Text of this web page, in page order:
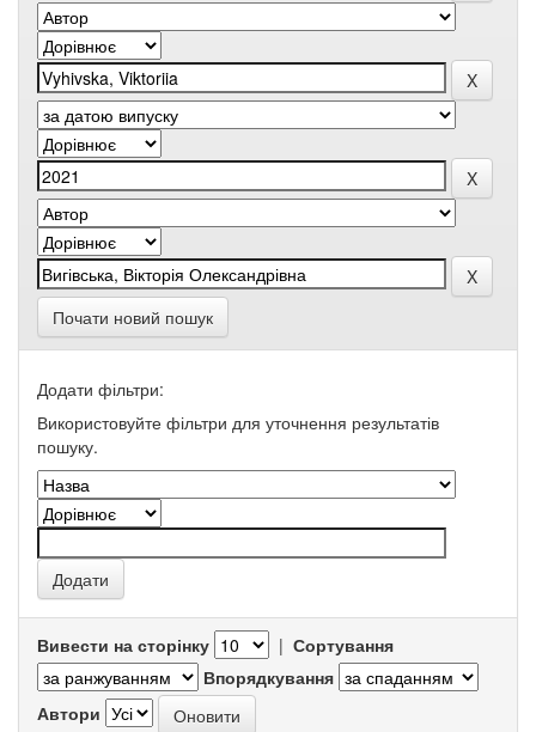
Почати новий пошук
Додати фільтри:
Використовуйте фільтри для уточнення результатів
пошуку.
Вивести на сторінку | Сортування
Впорядкування
Автори